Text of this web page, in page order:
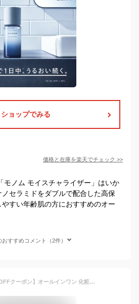
ショップでみる
価格と在庫を楽天でチェック >>
モノム モイスチャライザー」はいか
セラミドをダブルで配合した高保
すい年齢肌の方におすすめのオー
おすすめコメント（2件）
【LINE登録で15％OFFクーポン】オールインワン 化粧水 メンズ ローション スキンケア 肌荒れ アフターシェーブ 低刺激 乾燥肌 ボタニカル オーガニック 植物由来 保湿 ベタつかない 無添加 合成着色料・合成香料フリー パラベンフリー アルコールフリー 送料無料